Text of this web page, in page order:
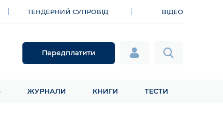
ТЕНДЕРНИЙ СУПРОВІД ВІДЕО
Передплатити
ЖУРНАЛИ КНИГИ ТЕСТИ